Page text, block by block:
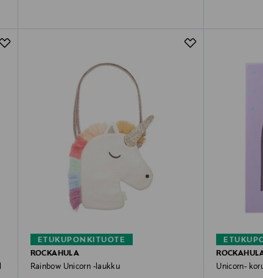
ETUKUPONKITUOTE
ROCKAHULA
Rainbow Unicorn -laukku
Unicorn-